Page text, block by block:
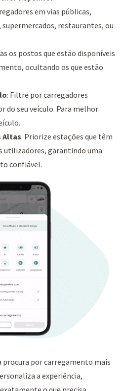
em vias públicas,
restaurantes, ou
os postos que estão disponíveis
ocultando os que estão
: Filtre por carregadores
do seu veículo. Para melhor
Altas: Priorize estações que têm
utilizadores, garantindo uma
confiável.
procura por carregamento mais
a experiência,